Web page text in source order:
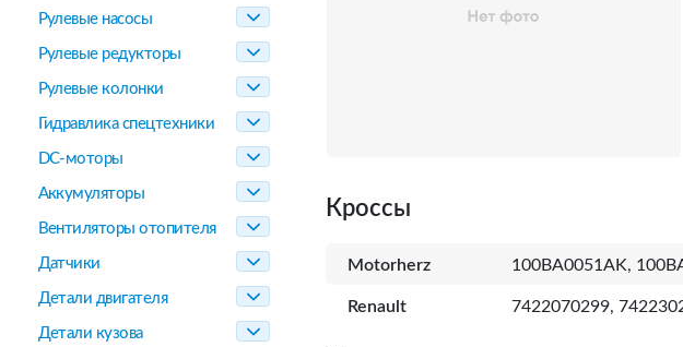
Рулевые насосы
Рулевые редукторы
Рулевые колонки
Гидравлика спецтехники
DC-моторы
Аккумуляторы
Вентиляторы отопителя
Датчики
Детали двигателя
Детали кузова
Кроссы
Motorherz 100BA0051AK,
Renault 7422070299,